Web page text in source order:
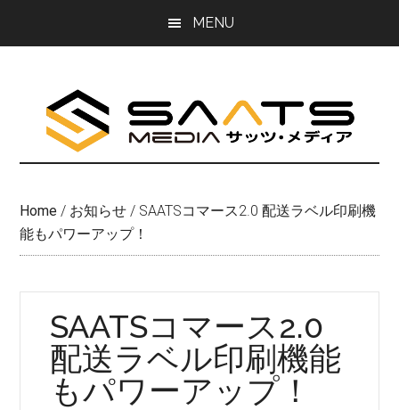
MENU
Home / お知らせ / SAATSコマース2.0 配送ラベル印刷機
能もパワーアップ！
SAATSコマース2.0
配送ラベル印刷機能
もパワーアップ！